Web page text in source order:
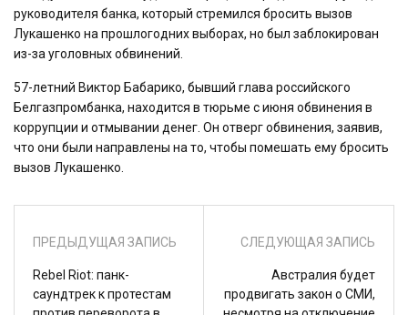
руководителя банка, который стремился бросить вызов
Лукашенко на прошлогодних выборах, но был заблокирован
из-за уголовных обвинений.
57-летний Виктор Бабарико, бывший глава российского
Белгазпромбанка, находится в тюрьме с июня обвинения в
коррупции и отмывании денег. Он отверг обвинения, заявив,
что они были направлены на то, чтобы помешать ему бросить
вызов Лукашенко.
ПРЕДЫДУЩАЯ ЗАПИСЬ
Rebel Riot: панк-
саундтрек к протестам
СЛЕДУЮЩАЯ ЗАПИСЬ
Австралия будет
продвигать закон о СМИ,